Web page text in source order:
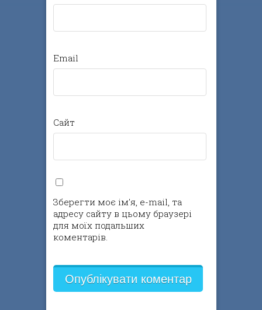
Email
Сайт
Зберегти моє ім'я, e-mail, та
адресу сайту в цьому браузері
для моїх подальших
коментарів.